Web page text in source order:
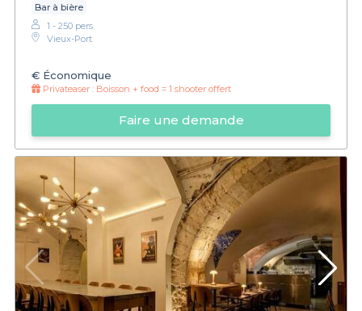
Bar à bière
1 - 250 pers.
Vieux-Port
€ Économique
Privateaser : Boisson + food = 1 shooter offert
Faire une demande